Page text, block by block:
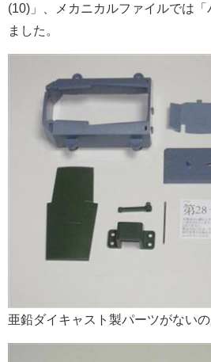
(10)」、メカニカルファイルでは「
ました。
亜鉛ダイキャスト製パーツがないの